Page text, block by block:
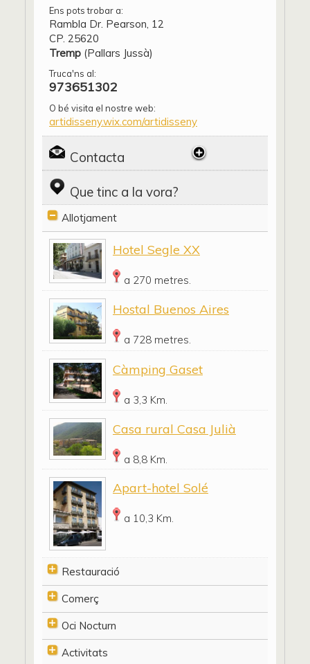
Ens pots trobar a:
Rambla Dr. Pearson, 12
CP. 25620
Tremp (Pallars Jussà)
Truca'ns al:
973651302
O bé visita el nostre web:
artidisseny.wix.com/artidisseny
Contacta
Que tinc a la vora?
Allotjament
Hotel Segle XX
a 270 metres.
Hostal Buenos Aires
a 728 metres.
Càmping Gaset
a 3,3 Km.
Casa rural Casa Julià
a 8,8 Km.
Apart-hotel Solé
a 10,3 Km.
Restauració
Comerç
Oci Nocturn
Activitats